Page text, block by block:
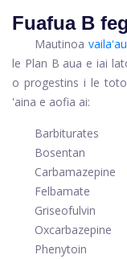
Fuafua B
Mautinoa
le Plan B aua e iai
o progestins i le toto.
'aina e aofia ai:
Barbiturates
Bosentan
Carbamazepine
Felbamate
Griseofulvin
Oxcarbazepine
Phenytoin